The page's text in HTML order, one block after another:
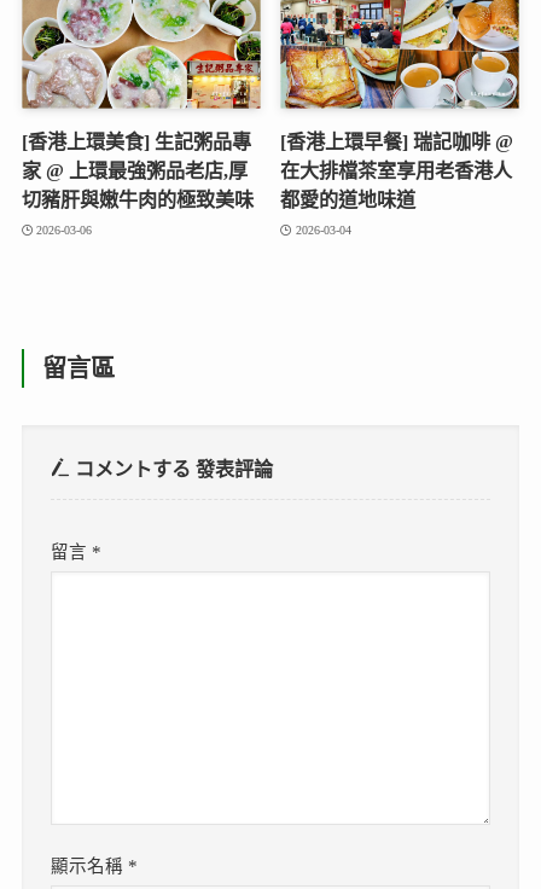
[香港上環美食] 生記粥品專
家 @ 上環最強粥品老店,厚
切豬肝與嫩牛肉的極致美味
2026-03-06
[香港上環早餐] 瑞記咖啡 @
在大排檔茶室享用老香港人
都愛的道地味道
2026-03-04
留言區
コメントする發表評論
留言 *
顯示名稱 *